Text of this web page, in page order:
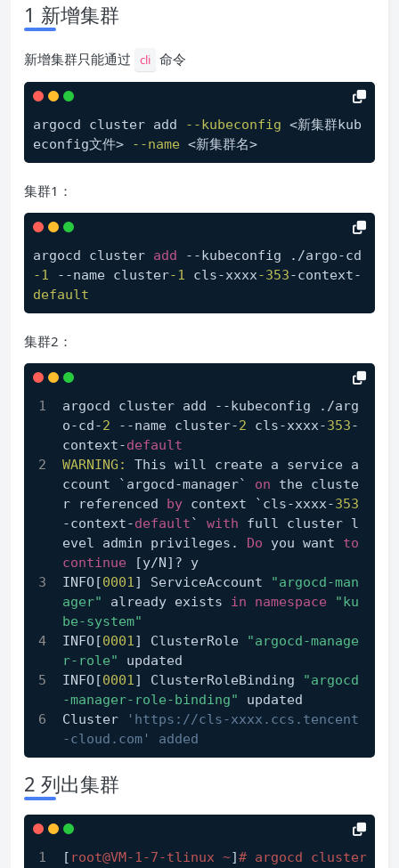
1 新增集群
新增集群只能通过 cli 命令
argocd cluster add --kubeconfig <新集群kub
econfig文件>
--name <新集群名>
集群1：
argocd cluster add
--kubeconfig ./argo-cd
-1 --name cluster-1 cls-xxxx-353-context-
default
集群2：
argocd cluster add --kubeconfig ./arg
o-cd-2 --name cluster-2 cls-xxxx-353-
context-default
WARNING:
This will create a service a
ccount `argocd-manager` on the cluste
r referenced
by context `cls-xxxx-353
-context-default ` with full cluster l
evel admin privileges.
Do you want to
continue [y/N]? y
INFO[0001] ServiceAccount
"argocd-man
ager"
already exists in namespace
"ku
be-system"
INFO[0001] ClusterRole
"argocd-manage
r-role"
updated
INFO[0001] ClusterRoleBinding
"argocd
-manager-role-binding"
updated
Cluster
'https://cls-xxxx.ccs.tencent
-cloud.com' added
2 列出集群
[ root@VM-1-7-tlinux ~] # argocd cluster